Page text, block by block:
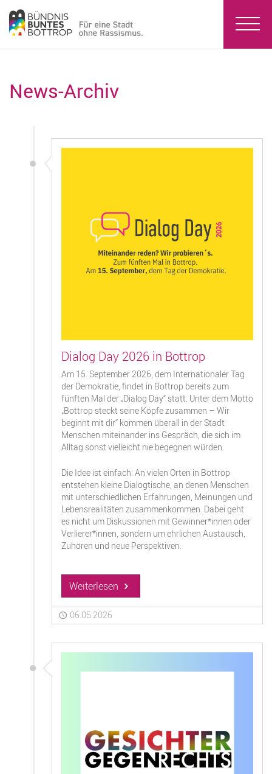
News-Archiv
Dialog Day 2026 in Bottrop
Am 15. September 2026, dem Internationaler Tag
der Demokratie, findet in Bottrop bereits zum
fünften Mal der „Dialog Day“ statt. Unter dem Motto
„Bottrop steckt seine Köpfe zusammen – Wir
beginnt mit dir“ kommen überall in der Stadt
Menschen miteinander ins Gespräch, die sich im
Alltag sonst vielleicht nie begegnen würden.
Die Idee ist einfach: An vielen Orten in Bottrop
entstehen kleine Dialogtische, an denen Menschen
mit unterschiedlichen Erfahrungen, Meinungen und
Lebensrealitäten zusammenkommen. Dabei geht
es nicht um Diskussionen mit Gewinner*innen oder
Verlierer*innen, sondern um ehrlichen Austausch,
Zuhören und neue Perspektiven.
Weiterlesen
06.05.2026